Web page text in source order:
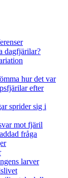
dagfjärilar?
hur det var
efter
sprider sig i
mot fjäril
fråga
larver